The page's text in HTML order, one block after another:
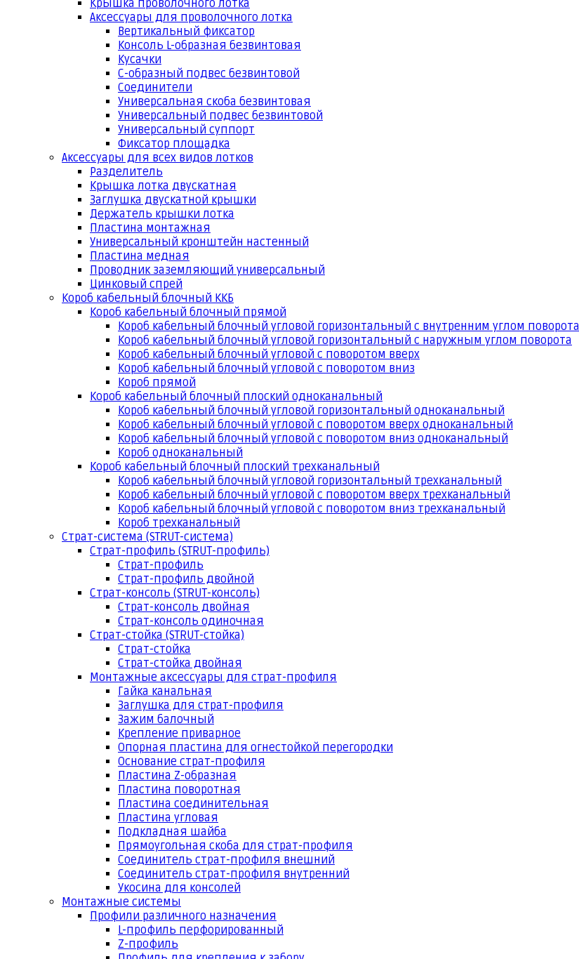
Крышка проволочного лотка
Аксессуары для проволочного лотка
Вертикальный фиксатор
Консоль L-образная безвинтовая
Кусачки
С-образный подвес безвинтовой
Соединители
Универсальная скоба безвинтовая
Универсальный подвес безвинтовой
Универсальный суппорт
Фиксатор площадка
Аксессуары для всех видов лотков
Разделитель
Крышка лотка двускатная
Заглушка двускатной крышки
Держатель крышки лотка
Пластина монтажная
Универсальный кронштейн настенный
Пластина медная
Проводник заземляющий универсальный
Цинковый спрей
Короб кабельный блочный ККБ
Короб кабельный блочный прямой
Короб кабельный блочный угловой горизонтальный с внутренним углом поворота
Короб кабельный блочный угловой горизонтальный с наружным углом поворота
Короб кабельный блочный угловой с поворотом вверх
Короб кабельный блочный угловой с поворотом вниз
Короб прямой
Короб кабельный блочный плоский одноканальный
Короб кабельный блочный угловой горизонтальный одноканальный
Короб кабельный блочный угловой с поворотом вверх одноканальный
Короб кабельный блочный угловой с поворотом вниз одноканальный
Короб одноканальный
Короб кабельный блочный плоский трехканальный
Короб кабельный блочный угловой горизонтальный трехканальный
Короб кабельный блочный угловой с поворотом вверх трехканальный
Короб кабельный блочный угловой с поворотом вниз трехканальный
Короб трехканальный
Страт-система (STRUT-система)
Страт-профиль (STRUT-профиль)
Страт-профиль
Страт-профиль двойной
Страт-консоль (STRUT-консоль)
Страт-консоль двойная
Страт-консоль одиночная
Страт-стойка (STRUT-стойка)
Страт-стойка
Страт-стойка двойная
Монтажные аксессуары для страт-профиля
Гайка канальная
Заглушка для страт-профиля
Зажим балочный
Крепление приварное
Опорная пластина для огнестойкой перегородки
Основание страт-профиля
Пластина Z-образная
Пластина поворотная
Пластина соединительная
Пластина угловая
Подкладная шайба
Прямоугольная скоба для страт-профиля
Соединитель страт-профиля внешний
Соединитель страт-профиля внутренний
Укосина для консолей
Монтажные системы
Профили различного назначения
L-профиль перфорированный
Z-профиль